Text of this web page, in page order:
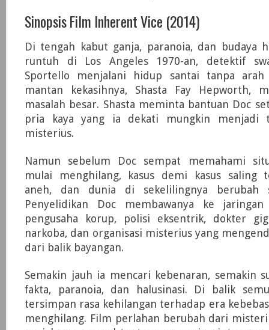
Sinopsis Film Inherent Vice (2014)
Di tengah kabut ganja, paranoia, dan budaya
runtuh di Los Angeles 1970-an, detektif
Sportello menjalani hidup santai tanpa
mantan kekasihnya, Shasta Fay Hepworth,
masalah besar. Shasta meminta bantuan Doc
pria kaya yang ia dekati mungkin menjadi
misterius.
Namun sebelum Doc sempat memahami
mulai menghilang, kasus demi kasus saling
aneh, dan dunia di sekelilingnya berubah
Penyelidikan Doc membawanya ke
pengusaha korup, polisi eksentrik, dokter
narkoba, dan organisasi misterius yang
dari balik bayangan.
Semakin jauh ia mencari kebenaran, semakin
fakta, paranoia, dan halusinasi. Di balik
tersimpan rasa kehilangan terhadap era
menghilang. Film perlahan berubah dari